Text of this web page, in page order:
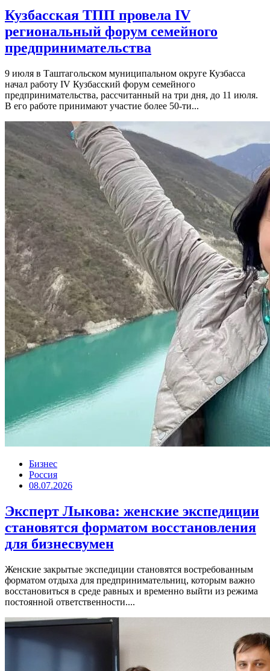
Кузбасская ТПП провела IV
региональный форум семейного
предпринимательства
9 июля в Таштагольском муниципальном округе Кузбасса
начал работу IV Кузбасский форум семейного
предпринимательства, рассчитанный на три дня, до 11 июля.
В его работе принимают участие более 50-ти...
Бизнес
Россия
08.07.2026
Эксперт Лыкова: женские экспедиции
становятся форматом восстановления
для бизнесвумен
Женские закрытые экспедиции становятся востребованным
форматом отдыха для предпринимательниц, которым важно
восстановиться в среде равных и временно выйти из режима
постоянной ответственности....